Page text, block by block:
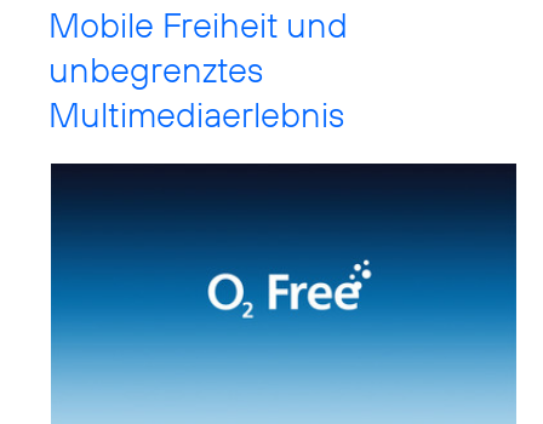
Mobile Freiheit und
unbegrenztes
Multimediaerlebnis